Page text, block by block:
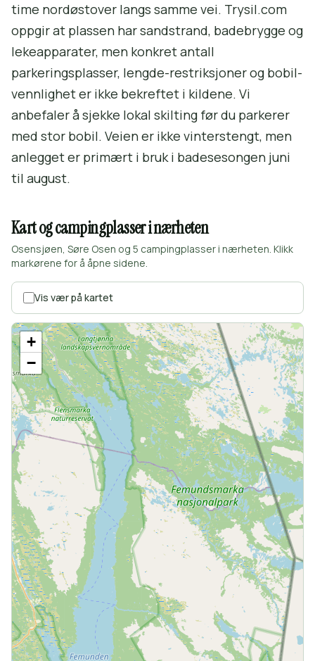
time nordøstover langs samme vei. Trysil.com
oppgir at plassen har sandstrand, badebrygge og
lekeapparater, men konkret antall
parkeringsplasser, lengde-restriksjoner og bobil-
vennlighet er ikke bekreftet i kildene. Vi
anbefaler å sjekke lokal skilting før du parkerer
med stor bobil. Veien er ikke vinterstengt, men
anlegget er primært i bruk i badesesongen juni
til august.
Kart og campingplasser i nærheten
Osensjøen, Søre Osen og 5 campingplasser i nærheten. Klikk
markørene for å åpne sidene.
Vis vær på kartet
+
−